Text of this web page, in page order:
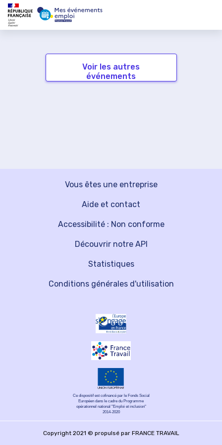
Voir les autres
événements
Vous êtes une entreprise
Découvrir notre API
Aide et contact
Statistiques
Accessibilité : Non conforme
Conditions générales d'utilisation
Ce dispositif est cofinancé par le Fonds Social
Européen dans le cadre du Programme
opérationnel national "Emploi et inclusion"
2014-2020
Copyright 2021 © propulsé par FRANCE TRAVAIL